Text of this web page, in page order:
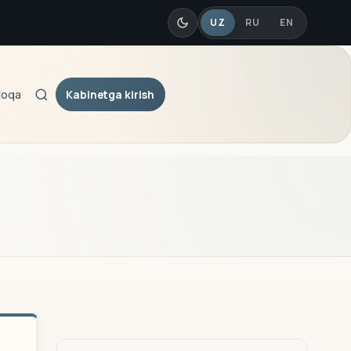
UZ RU EN
QidiruvKabinetga kirish